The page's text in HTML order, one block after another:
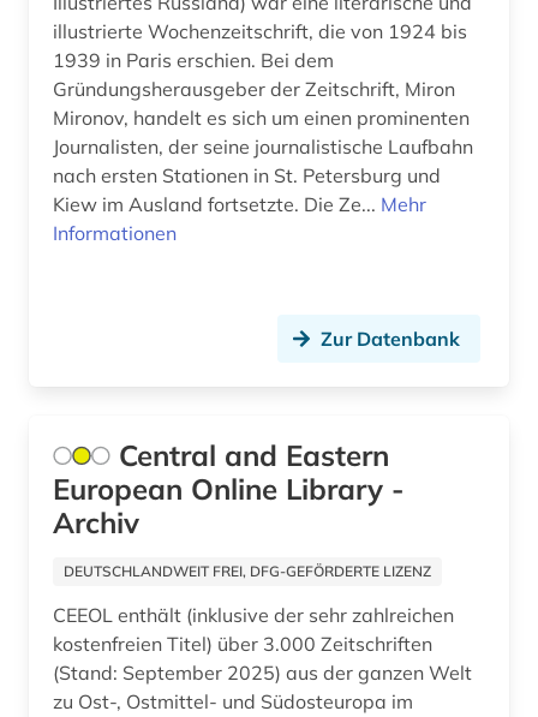
administration (1)
administrative tribunal (1)
adolf (1)
adorno (1)
adressbuch (2)
aesopus (1)
afanasij a. (1)
african studies (1)
african women (1)
Einzelpersonen (1)
Nationallizenz-Login für registrierte
Einzelpersonen (17)
Nationallizenz-Login für registrierte
Einzelpersonen (19)
Nationallizenz-Login für registrierte
Einzelpersonen (1)
Nationallizenz-Login für registrierte
Einzelpersonen (3)
GUS (17)
Griechenland (1)
Griechenland (Altertum) (11)
Großbritannien (165)
Hamburg (5)
Island (15)
Italien (37)
Japan (12)
Jugoslawien (6)
Kanada (29)
Korea (7)
illustrierte Wochenzeitschrift, die von 1924 bis
1939 in Paris erschien. Bei dem
Gründungsherausgeber der Zeitschrift, Miron
Mironov, handelt es sich um einen prominenten
Journalisten, der seine journalistische Laufbahn
nach ersten Stationen in St. Petersburg und
Kiew im Ausland fortsetzte. Die Ze... Mehr
Informationen
Zur Datenbank
Central and Eastern
European Online Library -
Archiv
DEUTSCHLANDWEIT FREI, DFG-GEFÖRDERTE LIZENZ
CEEOL enthält (inklusive der sehr zahlreichen
kostenfreien Titel) über 3.000 Zeitschriften
(Stand: September 2025) aus der ganzen Welt
zu Ost-, Ostmittel- und Südosteuropa im